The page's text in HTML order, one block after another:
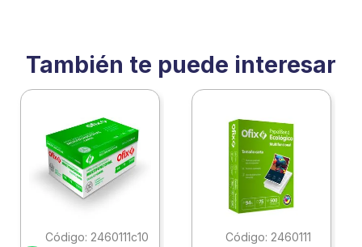
También te puede interesar
: 2460111c10
: 2460111